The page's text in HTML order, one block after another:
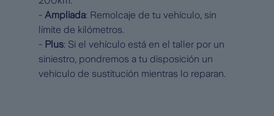
- Ampliada: Remolcaje de tu vehículo, sin
límite de kilómetros.
- Plus: Si el vehículo está en el taller por un
siniestro, pondremos a tu disposición un
vehículo de sustitución mientras lo reparan.